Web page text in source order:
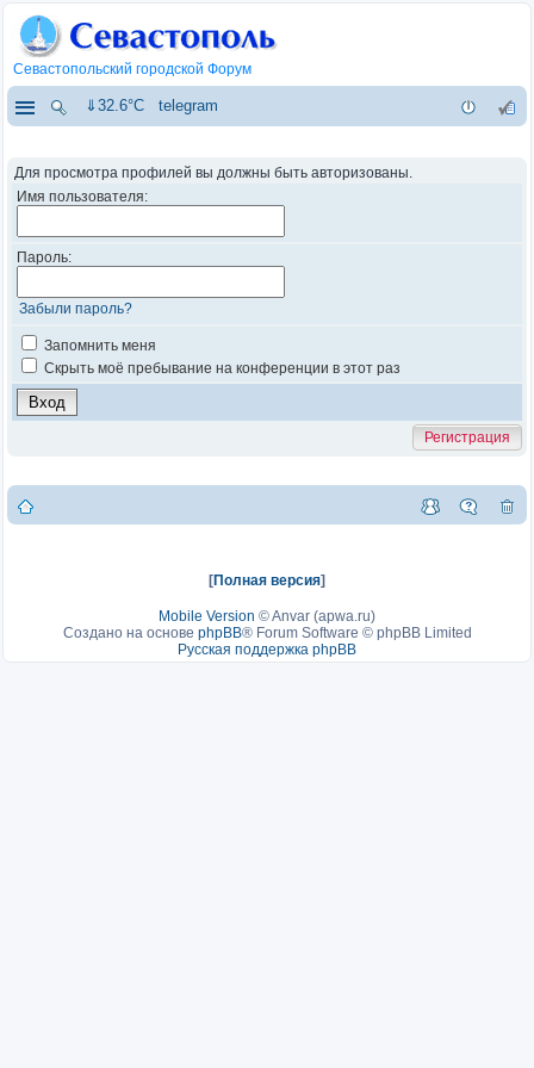
Севастопольский городской Форум
⇓32.6°C telegram
Для просмотра профилей вы должны быть авторизованы.
Имя пользователя:
Пароль:
Забыли пароль?
Запомнить меня
Скрыть моё пребывание на конференции в этот раз
Регистрация
[Полная версия]
Mobile Version ©Anvar (apwa.ru)
Создано на основе phpBB® Forum Software © phpBB Limited
Русская поддержка phpBB